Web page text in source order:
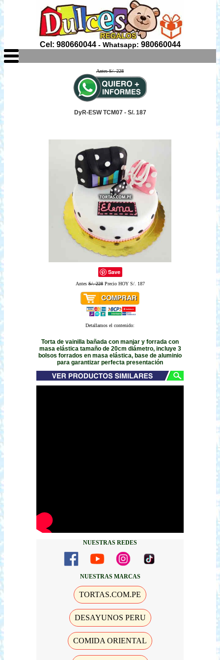
Cel: 980660044- Whatsapp: 980660044
Antes S/. 228
DyR-ESW TCM07 - S/. 187
Save
AntesS/. 228Precio HOY S/. 187
Detallamos el contenido:
Torta de vainilla bañada con manjar y forrada con
masa elástica tamaño de 20cm diámetro, incluye 3
bolsos forrados en masa elástica, base de aluminio
para garantizar perfecta presentación
NUESTRAS REDES
NUESTRAS MARCAS
TORTAS.COM.PE
DESAYUNOS PERU
COMIDA ORIENTAL